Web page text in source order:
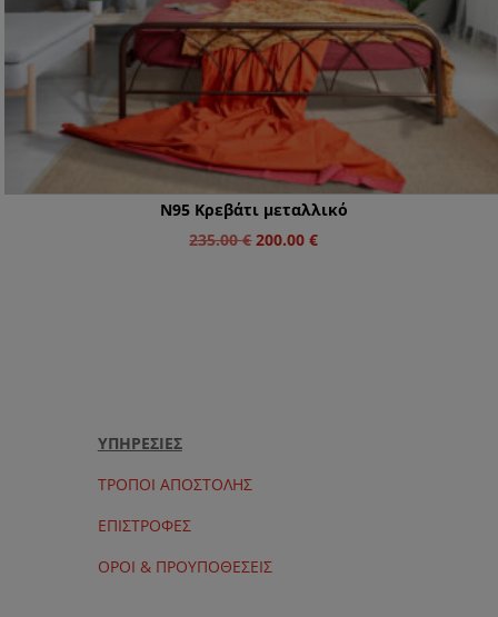
N95 Κρεβάτι μεταλλικό
235.00€Original
200.00€Η
ΥΠΗΡΕΣΙΕΣ
ΤΡΟΠΟΙ ΑΠΟΣΤΟΛΗΣ
ΕΠΙΣΤΡΟΦΕΣ
ΟΡΟΙ & ΠΡΟΥΠΟΘΕΣΕΙΣ